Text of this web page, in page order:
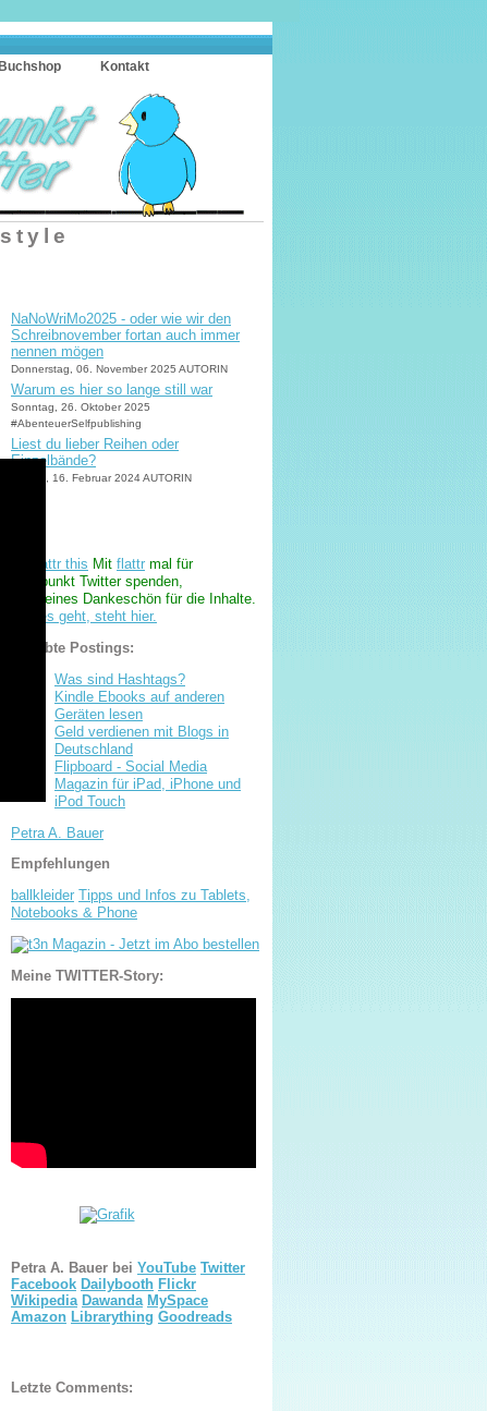
Buchshop Kontakt
NaNoWriMo2025 - oder wie wir den
Schreibnovember fortan auch immer
nennen mögen
Donnerstag, 06. November 2025 AUTORIN
Warum es hier so lange still war
Sonntag, 26. Oktober 2025
#AbenteuerSelfpublishing
Liest du lieber Reihen oder
Einzelbände?
Freitag, 16. Februar 2024 AUTORIN
Mit flattr mal für
Treffpunkt Twitter spenden,
als kleines Dankeschön für die Inhalte.
Wie es geht, steht hier.
Beliebte Postings:
Was sind Hashtags?
Kindle Ebooks auf anderen
Geräten lesen
Geld verdienen mit Blogs in
Deutschland
Flipboard - Social Media
Magazin für iPad, iPhone und
iPod Touch
Petra A. Bauer
Empfehlungen
ballkleider Tipps und Infos zu Tablets,
Notebooks & Phone
Meine TWITTER-Story:
Petra A. Bauer bei YouTube Twitter
Facebook Dailybooth Flickr
Wikipedia Dawanda MySpace
Amazon Librarything Goodreads
Letzte Comments: